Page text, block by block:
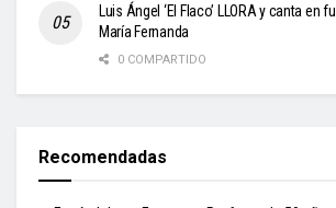
Luis Ángel ‘El Flaco’ LLORA y canta en
María Fernanda
0 COMPARTIDO
Recomendadas